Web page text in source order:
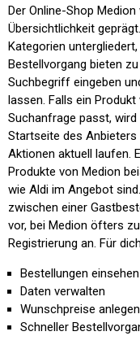
Der Online-Shop
Übersichtlichkeit
Kategorien
Bestellvorgang bieten
Suchbegriff eingeben
lassen. Falls ein
Suchanfrage passt,
Startseite des
Aktionen aktuell laufen.
Produkte von Medion
wie Aldi im Angebot
zwischen einer
vor, bei Medion öfters
Registrierung an. Für
Bestellungen einsehen
Daten verwalten
Wunschpreise anlegen
Schneller